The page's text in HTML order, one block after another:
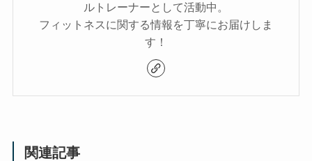
ルトレーナーとして活動中。
フィットネスに関する情報を丁寧にお届けしま
す！
関連記事